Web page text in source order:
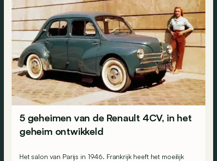
5 geheimen van de Renault 4CV, in het
geheim ontwikkeld
Het salon van Parijs in 1946. Frankrijk heeft het moeilijk